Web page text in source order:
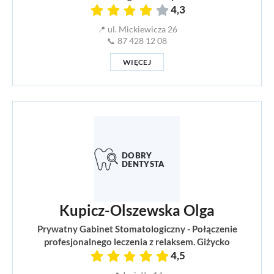
4,3
📍 ul. Mickiewicza 26
📞 87 428 12 08
WIĘCEJ
Kupicz-Olszewska Olga
Prywatny Gabinet Stomatologiczny - Połączenie
profesjonalnego leczenia z relaksem. Giżycko
4,5